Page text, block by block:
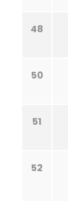
48
50
51
52